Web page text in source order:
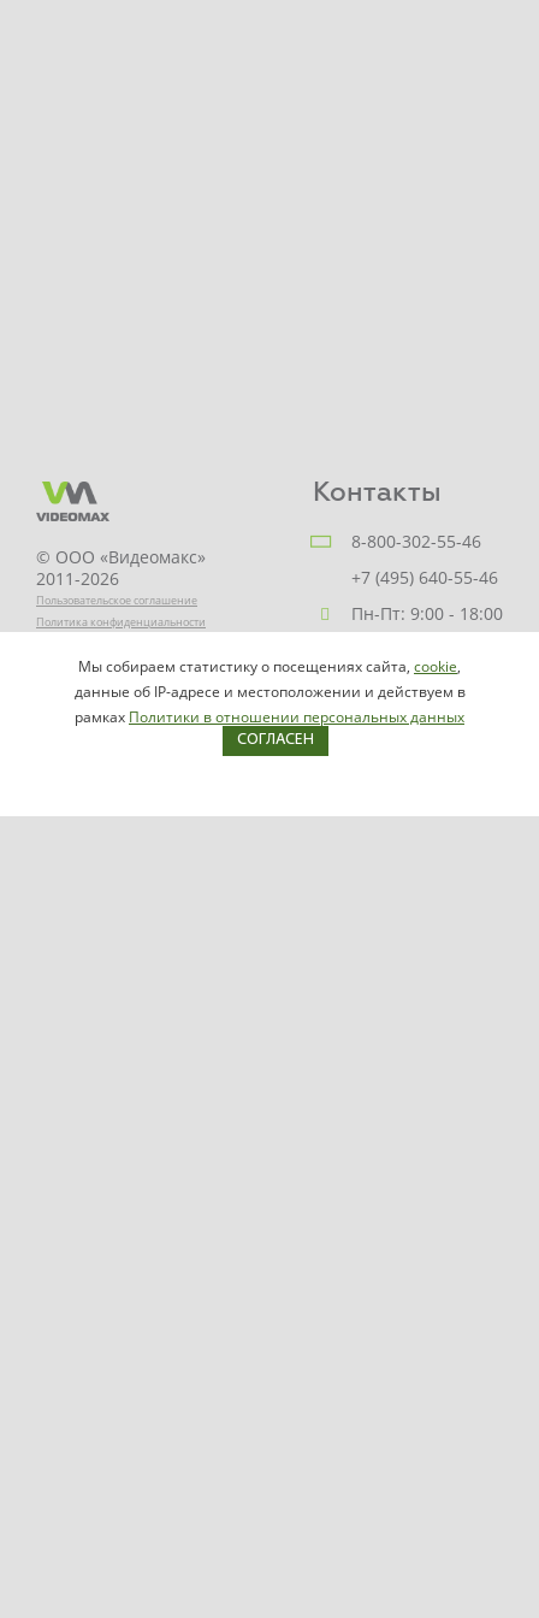
© ООО «Видеомакс»
2011-2026
Пользовательское соглашение
Политика конфиденциальности
НАПИСАТЬ
РУКОВОДИТЕЛЮ
Контакты
8-800-302-55-46
+7 (495) 640-55-46
Пн-Пт: 9:00 - 18:00
info@videomax.ru
Карта сайта
Продукция
Мы собираем статистику о посещениях сайта, cookie,
данные об IP-адресе и местоположении и действуем в
рамках Политики в отношении персональных данных
СОГЛАСЕН